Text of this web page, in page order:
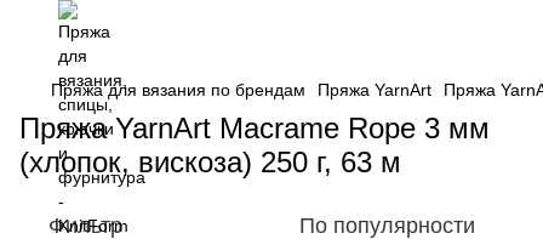
Пряжа для вязания по брендам Пряжа YarnArt Пряжа
Пряжа YarnArt Macrame Rope 3 мм
(хлопок, вискоза) 250 г, 63 м
Фильтр По популярности